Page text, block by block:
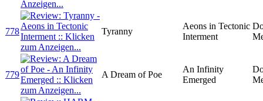
778 Tyranny
Aeons in Tectonic
Interment
779 A Dream of Poe
An Infinity
Emerged